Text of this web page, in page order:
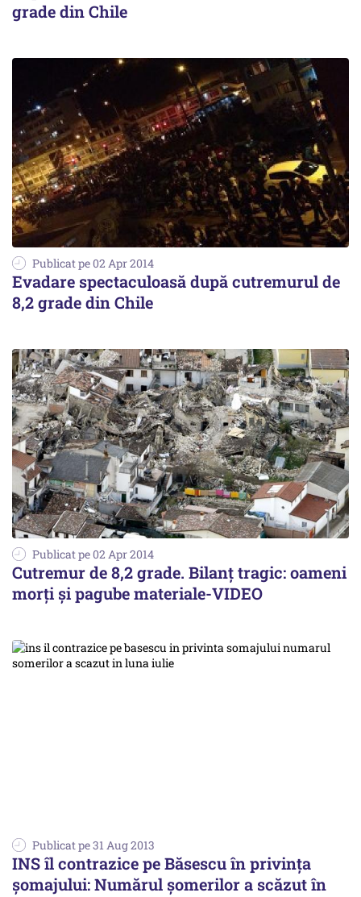
grade din Chile
Publicat pe 02 Apr 2014
Evadare spectaculoasă după cutremurul de
8,2 grade din Chile
Publicat pe 02 Apr 2014
Cutremur de 8,2 grade. Bilanț tragic: oameni
morți și pagube materiale-VIDEO
Publicat pe 31 Aug 2013
INS îl contrazice pe Băsescu în privința
șomajului: Numărul șomerilor a scăzut în